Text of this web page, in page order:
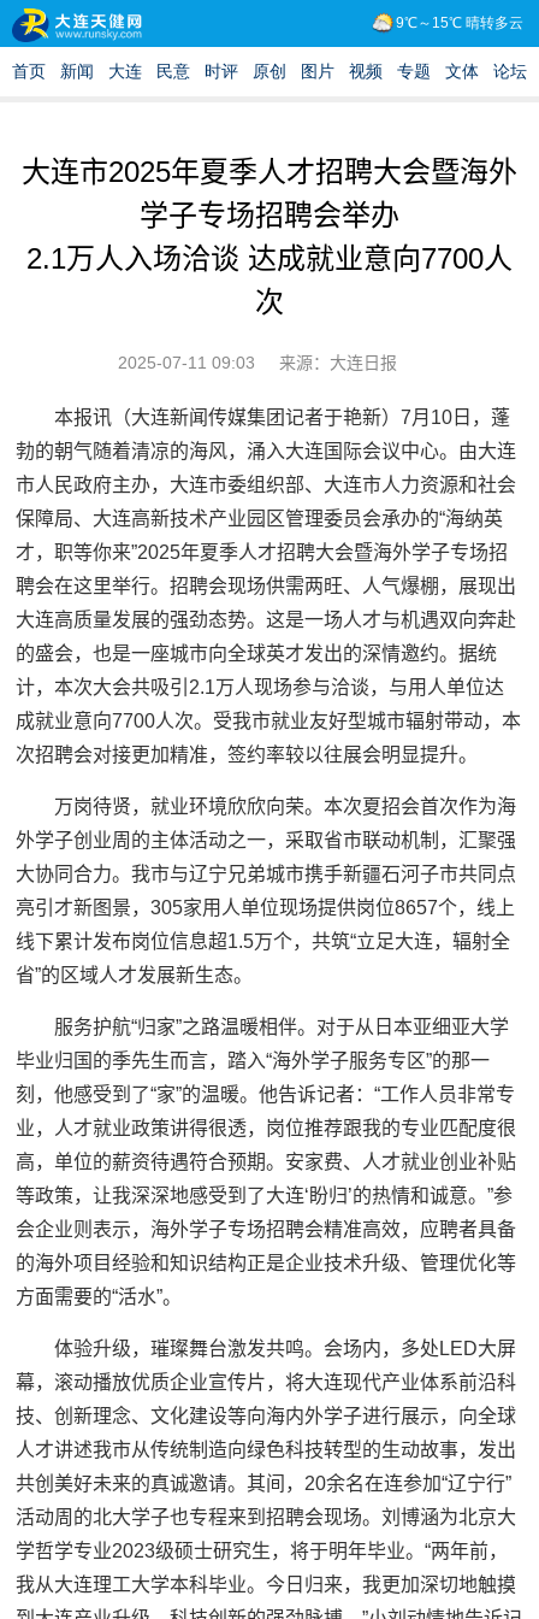
大连市2025年夏季人才招聘大会暨海外
学子专场招聘会举办
2.1万人入场洽谈 达成就业意向7700人
次
2025-07-11 09:03 来源：大连日报
本报讯（大连新闻传媒集团记者于艳新）7月10日，蓬
勃的朝气随着清凉的海风，涌入大连国际会议中心。由大连
市人民政府主办，大连市委组织部、大连市人力资源和社会
保障局、大连高新技术产业园区管理委员会承办的“海纳英
才，职等你来”2025年夏季人才招聘大会暨海外学子专场招
聘会在这里举行。招聘会现场供需两旺、人气爆棚，展现出
大连高质量发展的强劲态势。这是一场人才与机遇双向奔赴
的盛会，也是一座城市向全球英才发出的深情邀约。据统
计，本次大会共吸引2.1万人现场参与洽谈，与用人单位达
成就业意向7700人次。受我市就业友好型城市辐射带动，本
次招聘会对接更加精准，签约率较以往展会明显提升。
万岗待贤，就业环境欣欣向荣。本次夏招会首次作为海
外学子创业周的主体活动之一，采取省市联动机制，汇聚强
大协同合力。我市与辽宁兄弟城市携手新疆石河子市共同点
亮引才新图景，305家用人单位现场提供岗位8657个，线上
线下累计发布岗位信息超1.5万个，共筑“立足大连，辐射全
省”的区域人才发展新生态。
服务护航“归家”之路温暖相伴。对于从日本亚细亚大学
毕业归国的季先生而言，踏入“海外学子服务专区”的那一
刻，他感受到了“家”的温暖。他告诉记者：“工作人员非常专
业，人才就业政策讲得很透，岗位推荐跟我的专业匹配度很
高，单位的薪资待遇符合预期。安家费、人才就业创业补贴
等政策，让我深深地感受到了大连‘盼归’的热情和诚意。”参
会企业则表示，海外学子专场招聘会精准高效，应聘者具备
的海外项目经验和知识结构正是企业技术升级、管理优化等
方面需要的“活水”。
体验升级，璀璨舞台激发共鸣。会场内，多处LED大屏
幕，滚动播放优质企业宣传片，将大连现代产业体系前沿科
技、创新理念、文化建设等向海内外学子进行展示，向全球
人才讲述我市从传统制造向绿色科技转型的生动故事，发出
共创美好未来的真诚邀请。其间，20余名在连参加“辽宁行”
活动周的北大学子也专程来到招聘会现场。刘博涵为北京大
学哲学专业2023级硕士研究生，将于明年毕业。“两年前，
我从大连理工大学本科毕业。今日归来，我更加深切地触摸